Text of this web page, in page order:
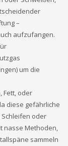
–
aufzufangen.
um die
Fett, oder
diese gefährliche
oder
nasse Methoden,
sammeln